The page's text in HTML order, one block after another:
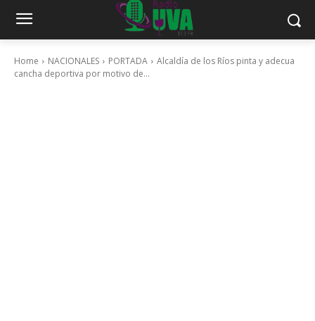
Home NACIONALES PORTADA
Alcaldía de los Ríos pinta y adecua
cancha deportiva por motivo de...